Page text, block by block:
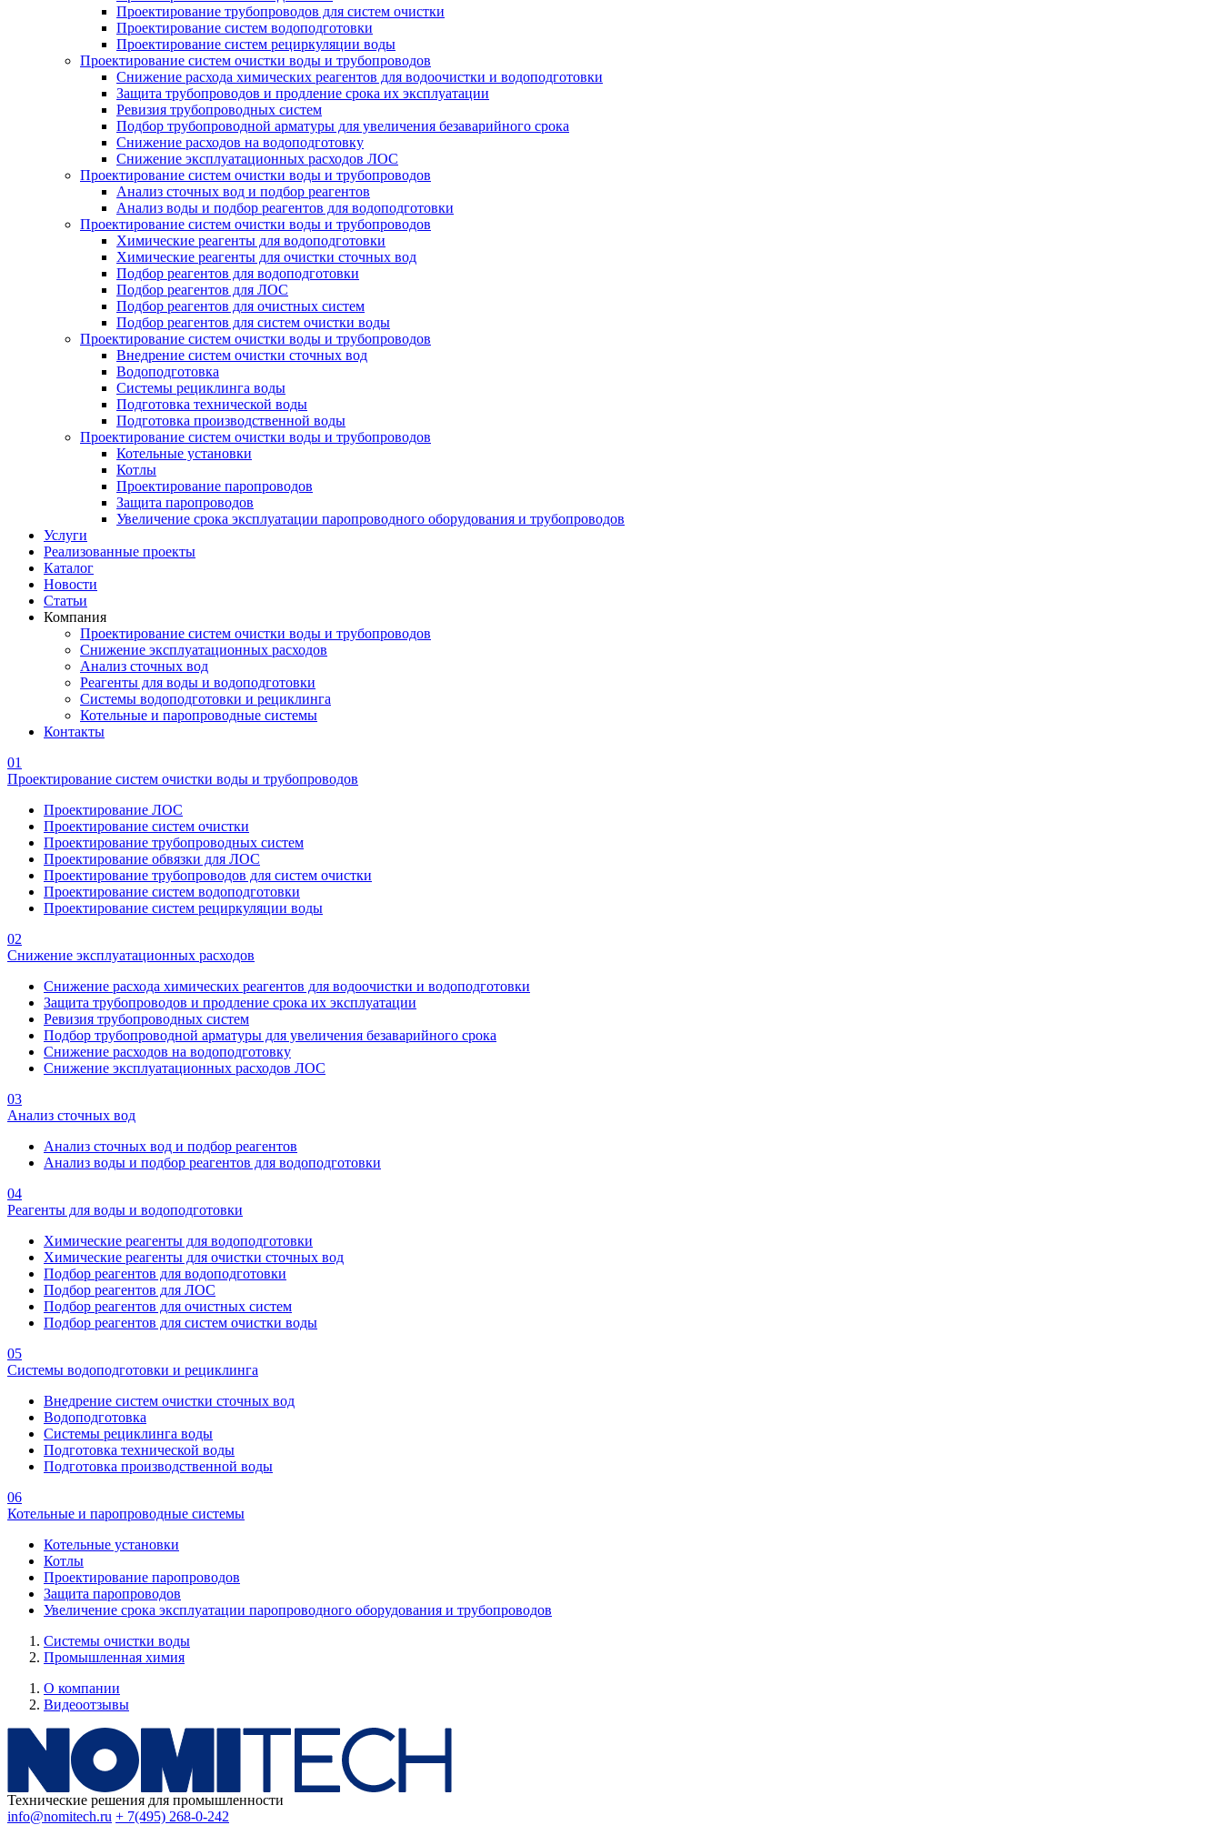
Проектирование трубопроводов для систем очистки
Проектирование систем водоподготовки
Проектирование систем рециркуляции воды
Проектирование систем очистки воды и трубопроводов
Снижение расхода химических реагентов для водоочистки и водоподготовки
Защита трубопроводов и продление срока их эксплуатации
Ревизия трубопроводных систем
Подбор трубопроводной арматуры для увеличения безаварийного срока
Снижение расходов на водоподготовку
Снижение эксплуатационных расходов ЛОС
Проектирование систем очистки воды и трубопроводов
Анализ сточных вод и подбор реагентов
Анализ воды и подбор реагентов для водоподготовки
Проектирование систем очистки воды и трубопроводов
Химические реагенты для водоподготовки
Химические реагенты для очистки сточных вод
Подбор реагентов для водоподготовки
Подбор реагентов для ЛОС
Подбор реагентов для очистных систем
Подбор реагентов для систем очистки воды
Проектирование систем очистки воды и трубопроводов
Внедрение систем очистки сточных вод
Водоподготовка
Системы рециклинга воды
Подготовка технической воды
Подготовка производственной воды
Проектирование систем очистки воды и трубопроводов
Котельные установки
Котлы
Проектирование паропроводов
Защита паропроводов
Увеличение срока эксплуатации паропроводного оборудования и трубопроводов
Услуги
Реализованные проекты
Каталог
Новости
Статьи
Компания
Проектирование систем очистки воды и трубопроводов
Снижение эксплуатационных расходов
Анализ сточных вод
Реагенты для воды и водоподготовки
Системы водоподготовки и рециклинга
Котельные и паропроводные системы
Контакты
01
Проектирование систем очистки воды и трубопроводов
Проектирование ЛОС
Проектирование систем очистки
Проектирование трубопроводных систем
Проектирование обвязки для ЛОС
Проектирование трубопроводов для систем очистки
Проектирование систем водоподготовки
Проектирование систем рециркуляции воды
02
Снижение эксплуатационных расходов
Снижение расхода химических реагентов для водоочистки и водоподготовки
Защита трубопроводов и продление срока их эксплуатации
Ревизия трубопроводных систем
Подбор трубопроводной арматуры для увеличения безаварийного срока
Снижение расходов на водоподготовку
Снижение эксплуатационных расходов ЛОС
03
Анализ сточных вод
Анализ сточных вод и подбор реагентов
Анализ воды и подбор реагентов для водоподготовки
04
Реагенты для воды и водоподготовки
Химические реагенты для водоподготовки
Химические реагенты для очистки сточных вод
Подбор реагентов для водоподготовки
Подбор реагентов для ЛОС
Подбор реагентов для очистных систем
Подбор реагентов для систем очистки воды
05
Системы водоподготовки и рециклинга
Внедрение систем очистки сточных вод
Водоподготовка
Системы рециклинга воды
Подготовка технической воды
Подготовка производственной воды
06
Котельные и паропроводные системы
Котельные установки
Котлы
Проектирование паропроводов
Защита паропроводов
Увеличение срока эксплуатации паропроводного оборудования и трубопроводов
Системы очистки воды
Промышленная химия
О компании
Видеоотзывы
Технические решения для промышленности
info@nomitech.ru + 7(495) 268-0-242